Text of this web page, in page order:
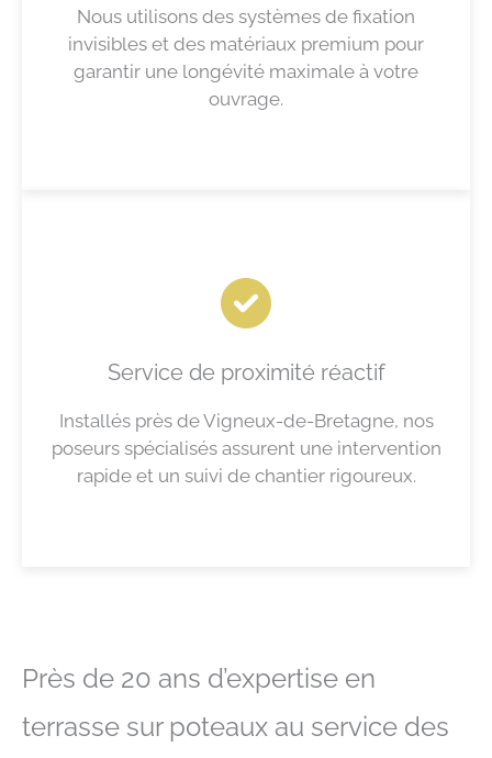
Nous utilisons des systèmes de fixation
invisibles et des matériaux premium pour
garantir une longévité maximale à votre
ouvrage.
Service de proximité réactif
Installés près de Vigneux-de-Bretagne, nos
poseurs spécialisés assurent une intervention
rapide et un suivi de chantier rigoureux.
Près de 20 ans d’expertise en
terrasse sur poteaux au service des